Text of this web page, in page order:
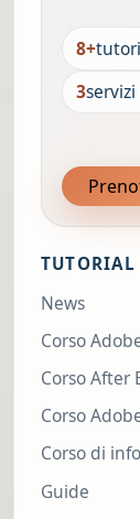
8+
3servizi
TUTORIAL
News
Corso
Corso After
Corso
Corso di
Guide